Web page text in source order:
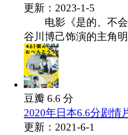
更新：2023-1-5
电影《是的、不会
谷川博己饰演的主角
豆瓣 6.6 分
2020年日本6.6分剧情
更新：2021-6-1